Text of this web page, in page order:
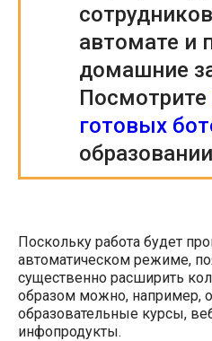
автомате и
домашние
Посмотрите
готовых
Поскольку работа будет
автоматическом режиме,
существенно расширить
образом можно, например,
образовательные курсы,
инфопродукты.